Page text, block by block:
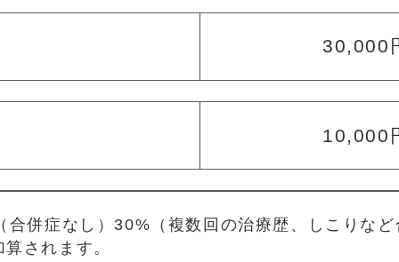
併症なし）30%（複数回の治療歴、しこりな
されます。